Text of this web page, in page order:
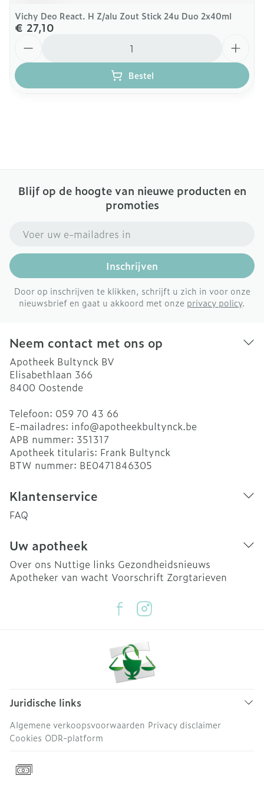
Vichy Deo React. H Z/alu Zout Stick 24u Duo 2x40ml
€ 27,10
Bestel
Blijf op de hoogte van nieuwe producten en
promoties
Inschrijven
Door op inschrijven te klikken, schrijft u zich in voor onze
nieuwsbrief en gaat u akkoord met onze privacy policy.
Neem contact met ons op
Apotheek Bultynck BV
Elisabethlaan 366
8400 Oostende
Telefoon: 059 70 43 66
E-mailadres: info@apotheekbultynck.be
APB nummer: 351317
Apotheek titularis: Frank Bultynck
BTW nummer: BE0471846305
Klantenservice
FAQ
Uw apotheek
Over ons Nuttige links Gezondheidsnieuws
Apotheker van wacht Voorschrift Zorgtarieven
Juridische links
Algemene verkoopsvoorwaarden Privacy disclaimer
Cookies ODR-platform